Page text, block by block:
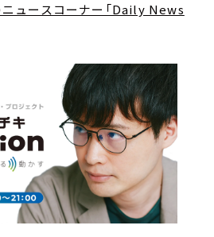
ニュースコーナー「Daily News